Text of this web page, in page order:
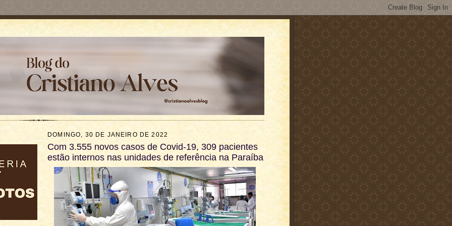
DOMINGO, 30 DE JANEIRO DE 2022
Com 3.555 novos casos de Covid-19, 309 pacientes
estão internos nas unidades de referência na Paraíba